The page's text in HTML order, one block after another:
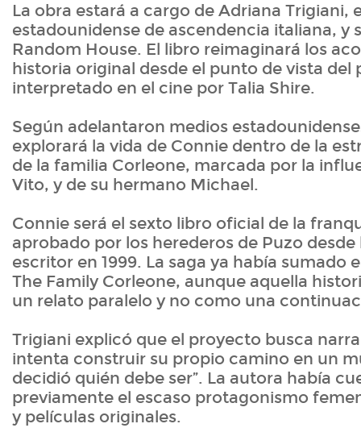
La obra estará a cargo de Adriana Trigiani,
estadounidense de ascendencia italiana, y
Random House. El libro reimaginará los
historia original desde el punto de vista del
interpretado en el cine por Talia Shire.
Según adelantaron medios
explorará la vida de Connie dentro de la
de la familia Corleone, marcada por la
Vito, y de su hermano Michael.
Connie será el sexto libro oficial de la
aprobado por los herederos de Puzo
escritor en 1999. La saga ya había sumado
The Family Corleone, aunque aquella
un relato paralelo y no como una
Trigiani explicó que el proyecto busca
intenta construir su propio camino en un
decidió quién debe ser”. La autora había
previamente el escaso protagonismo
y películas originales.